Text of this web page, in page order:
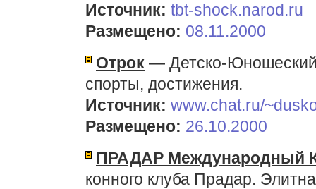
Источник: tbt-shock.narod.ru
Размещено: 08.11.2000
Отрок — Детско-Юношеский
спорты, достижения.
Источник: www.chat.ru/
Размещено: 26.10.2000
ПРАДАР Международный
конного клуба Прадар.